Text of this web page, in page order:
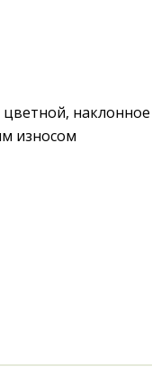
износом